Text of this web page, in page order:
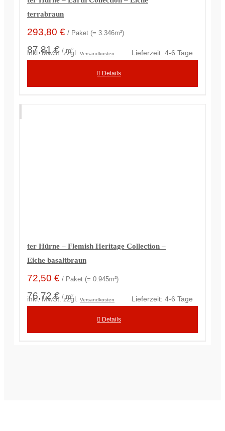
terrabraun
293,80 € / Paket (= 3.346m²)
87,81 € / m²
inkl. MwSt. zzgl. Versandkosten Lieferzeit: 4-6 Tage
Details
ter Hürne – Flemish Heritage Collection –
Eiche basaltbraun
72,50 € / Paket (= 0.945m²)
76,72 € / m²
inkl. MwSt. zzgl. Versandkosten Lieferzeit: 4-6 Tage
Details